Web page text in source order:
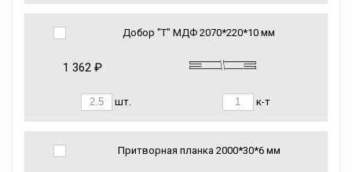
Добор "Т" МДФ 2070*220*10 мм
1 362 ₽
шт. к-т
Притворная планка 2000*30*6 мм